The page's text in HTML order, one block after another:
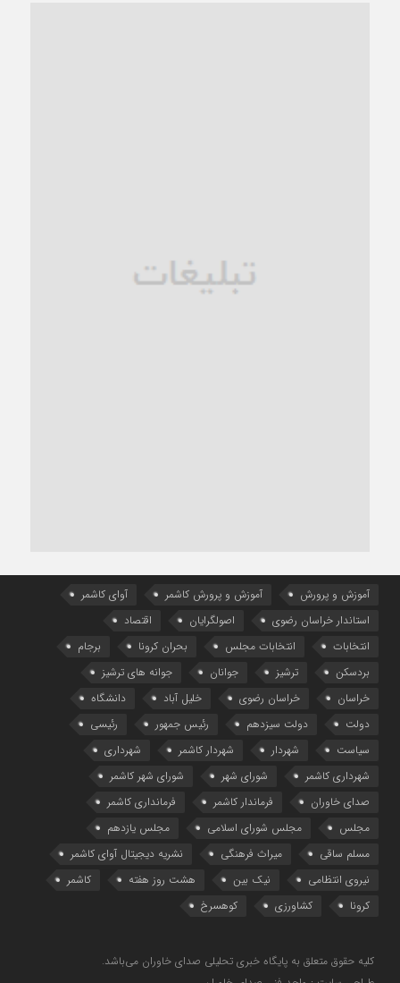
آموزش و پرورش آموزش و پرورش کاشمر
آوای کاشمر
استاندار خراسان رضوی
اصولگرایان
اقتصاد
انتخابات
انتخابات مجلس بحران کرونا
برجام
بردسکن
ترشیز جوانان
جوانه های ترشیز
خراسان
خراسان رضوی خلیل آباد
دانشگاه
دولت
دولت سیزدهم رئیس جمهور
رئیسی
سیاست
شهردار شهردار کاشمر
شهرداری
شهرداری کاشمر
شورای شهر
شورای شهر کاشمر
صدای خاوران
فرماندار کاشمر
فرمانداری کاشمر
مجلس
مجلس شورای اسلامی
مجلس یازدهم
مسلم ساقی
میراث فرهنگی
نشریه دیجیتال آوای کاشمر
نیروی انتظامی
نیک بین هشت روز هفته
کاشمر
کرونا
کشاورزی کوهسرخ
کلیه حقوق متعلق به پایگاه خبری تحلیلی صدای خاوران می‌باشد.